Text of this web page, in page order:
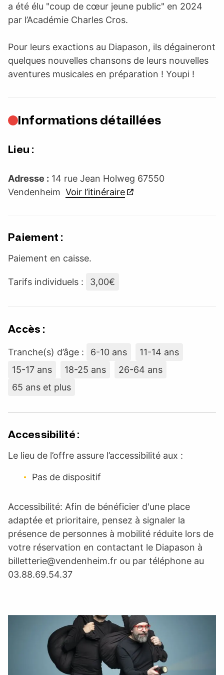
a été élu "coup de cœur jeune public" en 2024
par l’Académie Charles Cros.
Pour leurs exactions au Diapason, ils dégaineront
quelques nouvelles chansons de leurs nouvelles
aventures musicales en préparation ! Youpi !
Informations détaillées
Lieu :
Adresse : 14 rue Jean Holweg 67550
Vendenheim Voir l’itinéraire
Paiement :
Paiement en caisse.
Tarifs individuels : 3,00€
Accès :
Tranche(s) d’âge : 6-10 ans
11-14 ans
15-17 ans
18-25 ans
26-64 ans
65 ans et plus
Accessibilité :
Le lieu de l’offre assure l’accessibilité aux :
Pas de dispositif
Accessibilité: Afin de bénéficier d'une place
adaptée et prioritaire, pensez à signaler la
présence de personnes à mobilité réduite lors de
votre réservation en contactant le Diapason à
billetterie@vendenheim.fr ou par téléphone au
03.88.69.54.37